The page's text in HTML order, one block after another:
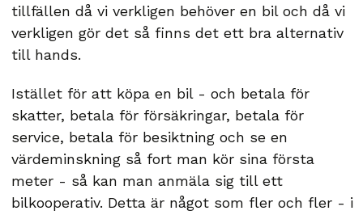
tillfällen då vi verkligen behöver en bil och då vi
verkligen gör det så finns det ett bra alternativ
till hands.
Istället för att köpa en bil - och betala för
skatter, betala för försäkringar, betala för
service, betala för besiktning och se en
värdeminskning så fort man kör sina första
meter - så kan man anmäla sig till ett
bilkooperativ. Detta är något som fler och fler - i